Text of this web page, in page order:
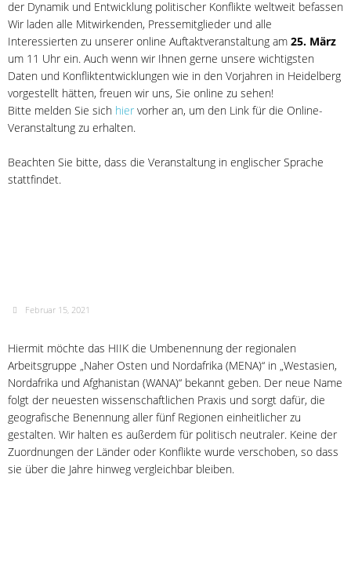
der Dynamik und Entwicklung politischer Konflikte weltweit befassen
Wir laden alle Mitwirkenden, Pressemitglieder und alle
Interessierten zu unserer online Auftaktveranstaltung am 25. März
um 11 Uhr ein. Auch wenn wir Ihnen gerne unsere wichtigsten
Daten und Konfliktentwicklungen wie in den Vorjahren in Heidelberg
vorgestellt hätten, freuen wir uns, Sie online zu sehen!
Bitte melden Sie sich hier vorher an, um den Link für die Online-
Veranstaltung zu erhalten.
Beachten Sie bitte, dass die Veranstaltung in englischer Sprache
stattfindet.
Februar 15, 2021
Hiermit möchte das HIIK die Umbenennung der regionalen
Arbeitsgruppe „Naher Osten und Nordafrika (MENA)“ in „Westasien,
Nordafrika und Afghanistan (WANA)“ bekannt geben. Der neue Name
folgt der neuesten wissenschaftlichen Praxis und sorgt dafür, die
geografische Benennung aller fünf Regionen einheitlicher zu
gestalten. Wir halten es außerdem für politisch neutraler. Keine der
Zuordnungen der Länder oder Konflikte wurde verschoben, so dass
sie über die Jahre hinweg vergleichbar bleiben.